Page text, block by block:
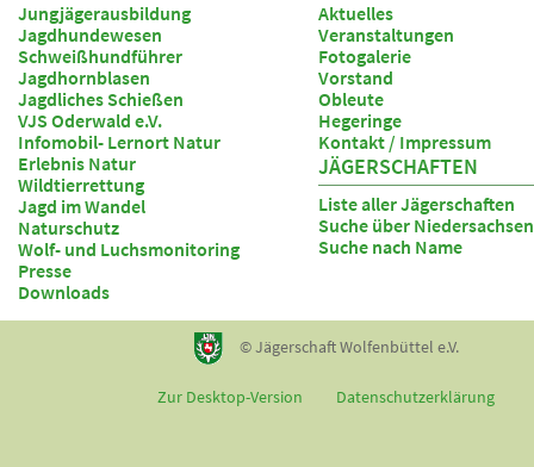
Jungjägerausbildung
Jagdhundewesen
Schweißhundführer
Jagdhornblasen
Jagdliches Schießen
VJS Oderwald e.V.
Infomobil- Lernort Natur
Erlebnis Natur
Wildtierrettung
Jagd im Wandel
Naturschutz
Wolf- und Luchsmonitoring
Presse
Downloads
Aktuelles
Veranstaltungen
Fotogalerie
Vorstand
Obleute
Hegeringe
Kontakt / Impressum
JÄGERSCHAFTEN
Liste aller Jägerschaften
Suche über
Suche nach Name
© Jägerschaft Wolfenbüttel e.V.
Zur Desktop-Version Datenschutzerklärung